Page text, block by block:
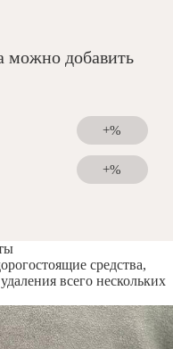
можно добавить
+%
+%
средства,
всего нескольких